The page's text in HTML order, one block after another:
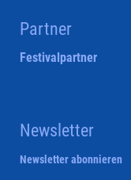
Partner
Festivalpartner
Newsletter
Newsletter abonnieren